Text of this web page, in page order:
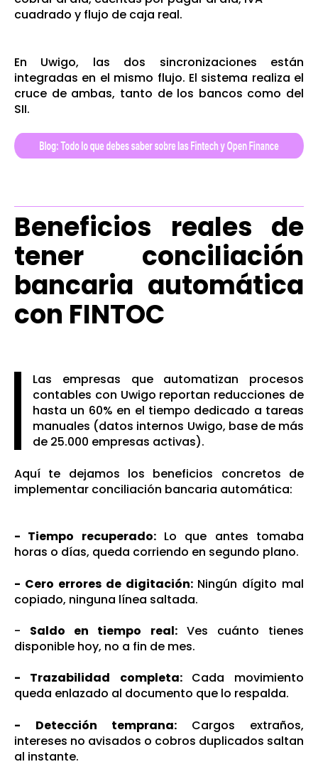
cuadrado y flujo de caja real.
En Uwigo, las dos sincronizaciones están
integradas en el mismo flujo. El sistema realiza el
cruce de ambas, tanto de los bancos como del
SII.
Beneficios reales de
tener conciliación
bancaria automática
con FINTOC
Las empresas que automatizan procesos
contables con Uwigo reportan reducciones de
hasta un 60% en el tiempo dedicado a tareas
manuales (datos internos Uwigo, base de más
de 25.000 empresas activas).
Aquí te dejamos los beneficios concretos de
implementar conciliación bancaria automática:
- Tiempo recuperado:Lo que antes tomaba
horas o días, queda corriendo en segundo plano.
- Cero errores de digitación: Ningún dígito mal
copiado, ninguna línea saltada.
- Saldo en tiempo real:Ves cuánto tienes
disponible hoy, no a fin de mes.
- Trazabilidad completa: Cada movimiento
queda enlazado al documento que lo respalda.
- Detección temprana: Cargos extraños,
intereses no avisados o cobros duplicados saltan
al instante.